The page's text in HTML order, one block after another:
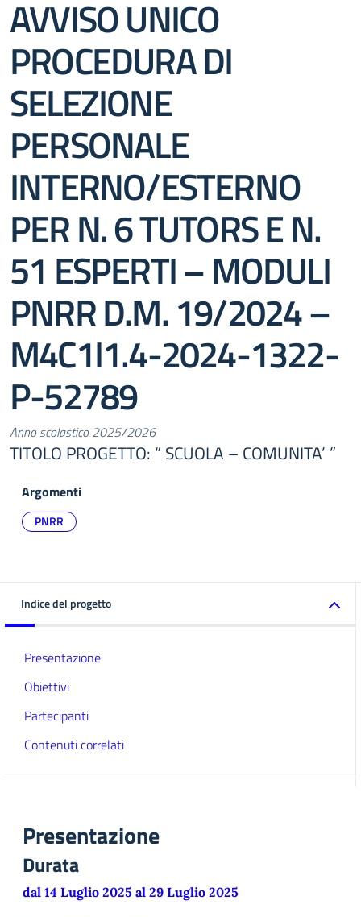
AVVISO UNICO
PROCEDURA DI
SELEZIONE
PERSONALE
INTERNO/ESTERNO
PER N. 6 TUTORS E N.
51 ESPERTI – MODULI
PNRR D.M. 19/2024 –
M4C1I1.4-2024-1322-
P-52789
Anno scolastico 2025/2026
TITOLO PROGETTO: “ SCUOLA – COMUNITA’ ”
Argomenti
PNRR
Indice del progetto
Presentazione
Obiettivi
Partecipanti
Contenuti correlati
Presentazione
Durata
dal 14 Luglio 2025 al 29 Luglio 2025